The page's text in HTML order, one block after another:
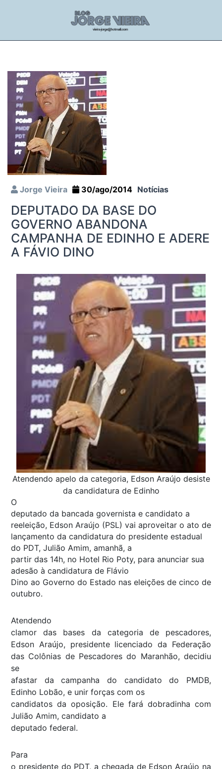
Jorge Vieira 30/ago/2014 Notícias
DEPUTADO DA BASE DO
GOVERNO ABANDONA
CAMPANHA DE EDINHO E ADERE
A FÁVIO DINO
Atendendo apelo da categoria, Edson Araújo desiste
da candidatura de Edinho
O
deputado da bancada governista e candidato a
reeleição, Edson Araújo (PSL) vai aproveitar o ato de
lançamento da candidatura do presidente estadual
do PDT, Julião Amim, amanhã, a
partir das 14h, no Hotel Rio Poty, para anunciar sua
adesão à candidatura de Flávio
Dino ao Governo do Estado nas eleições de cinco de
outubro.
Atendendo
clamor das bases da categoria de pescadores,
Edson Araújo, presidente licenciado da Federação
das Colônias de Pescadores do Maranhão, decidiu
se
afastar da campanha do candidato do PMDB,
Edinho Lobão, e unir forças com os
candidatos da oposição. Ele fará dobradinha com
Julião Amim, candidato a
deputado federal.
Para
o presidente do PDT, a chegada de Edson Araújo na